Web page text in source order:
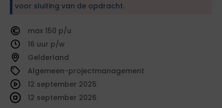
voor sluiting van de opdracht.
150
16
Gelderland
Algemeen-projectmanagement
12 september 2025
12 september 2026